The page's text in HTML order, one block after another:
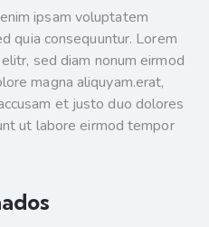
ipsam voluptatem
quia consequuntur. Lorem
sed diam nonum eirmod
magna aliquyam.erat,
et justo duo dolores
ut labore eirmod tempor